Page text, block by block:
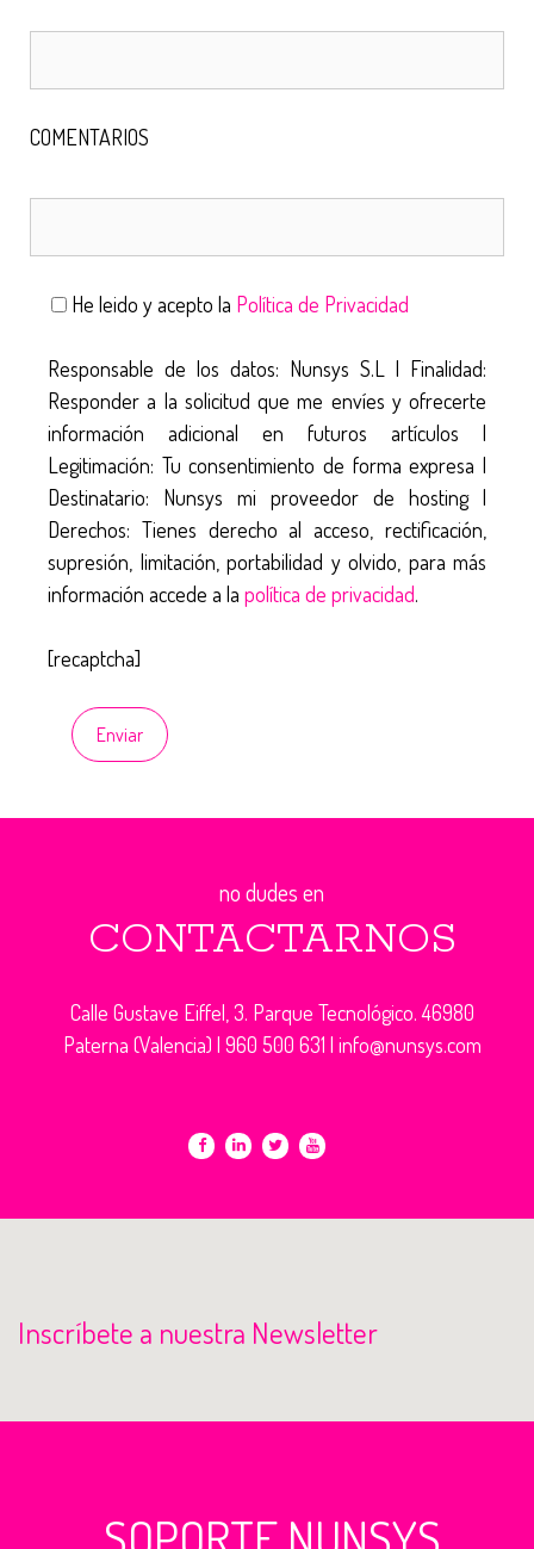
COMENTARIOS
He leido y acepto la Política de Privacidad
Responsable de los datos: Nunsys S.L | Finalidad:
Responder a la solicitud que me envíes y ofrecerte
información adicional en futuros artículos |
Legitimación: Tu consentimiento de forma expresa |
Destinatario: Nunsys mi proveedor de hosting |
Derechos: Tienes derecho al acceso, rectificación,
supresión, limitación, portabilidad y olvido, para más
información accede a la política de privacidad.
[recaptcha]
no dudes en
CONTACTARNOS
Calle Gustave Eiffel, 3. Parque Tecnológico. 46980
Paterna (Valencia) | 960 500 631 | info@nunsys.com
Inscríbete a nuestra Newsletter
SOPORTE NUNSYS